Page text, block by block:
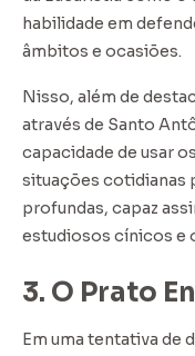
habilidade em
âmbitos e ocasiões.
Nisso, além de
através de Santo
capacidade de usar
situações cotidianas
profundas, capaz
estudiosos cínicos e
3. O Prato
Em uma tentativa de